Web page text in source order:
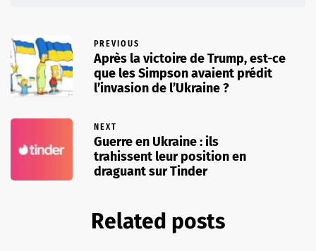
PREVIOUS
Après la victoire de Trump, est-ce
que les Simpson avaient prédit
l’invasion de l’Ukraine ?
NEXT
Guerre en Ukraine : ils
trahissent leur position en
draguant sur Tinder
Related posts